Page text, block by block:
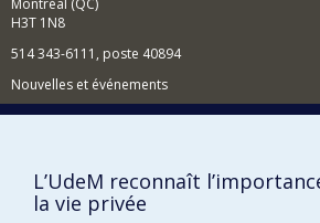
désinformation, selon une
(géographie, anthropologie et
consomme, ainsi qu'à ses
l'information.
H3T 1N8
514 343-6111, poste 40894
Nouvelles et événements
Plan du site
L’UdeM reconnaît
la vie privée